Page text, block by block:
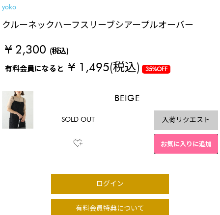
yoko
クルーネックハーフスリーブシアープルオーバー
¥ 2,300 (税込)
有料会員になると¥ 1,495(税込) 35%OFF
BEIGE
SOLD OUT 入荷リクエスト
お気に入りに追加
ログイン
有料会員特典について